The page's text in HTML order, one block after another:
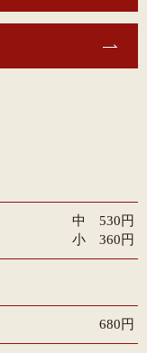
中 530円
小 360円
680円